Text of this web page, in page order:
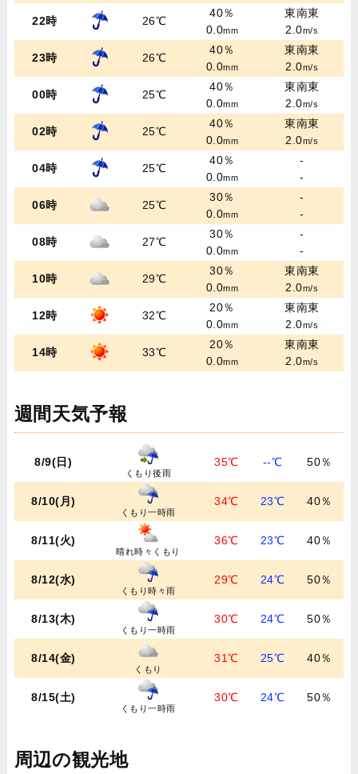
22時 26℃
40％
0.0mm
東南東
2.0m/s
23時 26℃
40％
0.0mm
東南東
2.0m/s
00時 25℃
40％
0.0mm
東南東
2.0m/s
02時 25℃
40％
0.0mm
東南東
2.0m/s
04時 25℃
40％
0.0mm
-
-
06時 25℃
30％
0.0mm
-
-
08時 27℃
30％
0.0mm
-
-
10時 29℃
30％
0.0mm
東南東
2.0m/s
12時 32℃
20％
0.0mm
東南東
2.0m/s
14時 33℃
20％
0.0mm
東南東
2.0m/s
週間天気予報
8/9(日)
くもり後雨
35℃ --℃ 50％
8/10(月)
くもり一時雨
34℃ 23℃ 40％
8/11(火)
晴れ時々くもり
36℃ 23℃ 40％
8/12(水)
くもり時々雨
29℃ 24℃ 50％
8/13(木)
くもり一時雨
30℃ 24℃ 50％
8/14(金)
くもり
31℃ 25℃ 40％
8/15(土)
くもり一時雨
30℃ 24℃ 50％
周辺の観光地